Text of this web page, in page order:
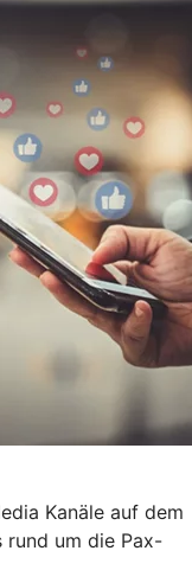
Kanäle auf dem
rund um die Pax-